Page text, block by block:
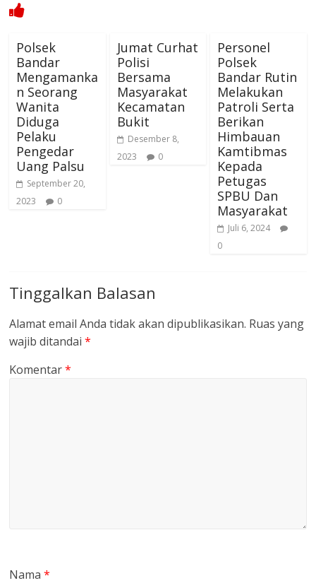
Polsek
Bandar
Mengamanka
n Seorang
Wanita
Diduga
Pelaku
Pengedar
Uang Palsu
September 20,
2023
0
Jumat Curhat
Polisi
Bersama
Masyarakat
Kecamatan
Bukit
Desember 8,
2023
0
Personel
Polsek
Bandar Rutin
Melakukan
Patroli Serta
Berikan
Himbauan
Kamtibmas
Kepada
Petugas
SPBU Dan
Masyarakat
Juli 6, 2024
0
Tinggalkan Balasan
Alamat email Anda tidak akan dipublikasikan. Ruas yang
wajib ditandai*
Komentar*
Nama*